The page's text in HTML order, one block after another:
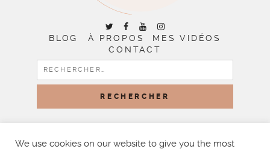
BLOG À PROPOS
MES VIDÉOS
CONTACT
RECHERCHER :
BY LITTLE THEME SHOP
We use cookies on our website to give you the most